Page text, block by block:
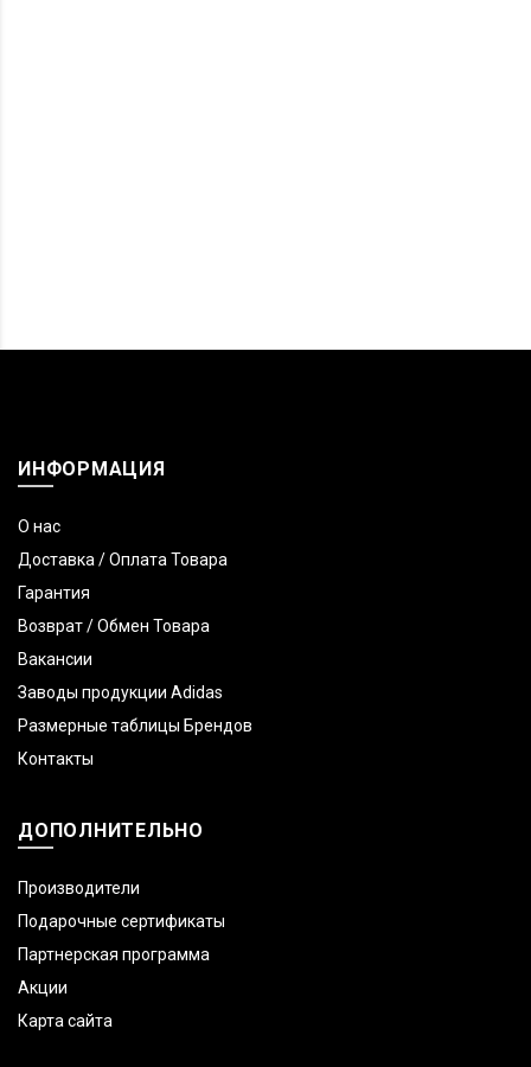
ИНФОРМАЦИЯ
О нас
Доставка / Оплата Товара
Гарантия
Возврат / Обмен Товара
Вакансии
Заводы продукции Adidas
Размерные таблицы Брендов
Контакты
ДОПОЛНИТЕЛЬНО
Производители
Подарочные сертификаты
Партнерская программа
Акции
Карта сайта